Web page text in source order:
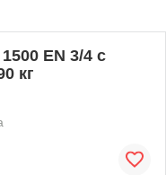
EN 3/4 с
кг